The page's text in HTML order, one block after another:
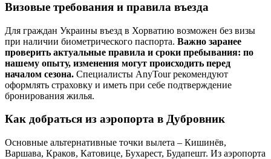
Визовые требования и правила въезда
Для граждан Украины въезд в Хорватию возможен без визы
при наличии биометрического паспорта. Важно заранее
проверить актуальные правила и сроки пребывания: по
нашему опыту, изменения могут происходить перед
началом сезона. Специалисты AnyTour рекомендуют
оформлять страховку и иметь при себе подтверждение
бронирования жилья.
Как добраться из аэропорта в Дубровник
Основные альтернативные точки вылета – Кишинёв,
Варшава, Краков, Катовице, Бухарест, Будапешт. Из аэропорта